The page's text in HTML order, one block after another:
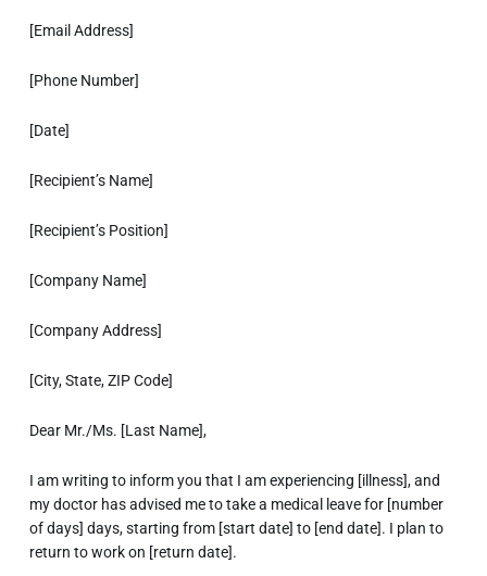
[Email Address]
[Phone Number]
[Date]
[Recipient’s Name]
[Recipient’s Position]
[Company Name]
[Company Address]
[City, State, ZIP Code]
Dear Mr./Ms. [Last Name],
I am writing to inform you that I am experiencing [illness], and
my doctor has advised me to take a medical leave for [number
of days] days, starting from [start date] to [end date]. I plan to
return to work on [return date].